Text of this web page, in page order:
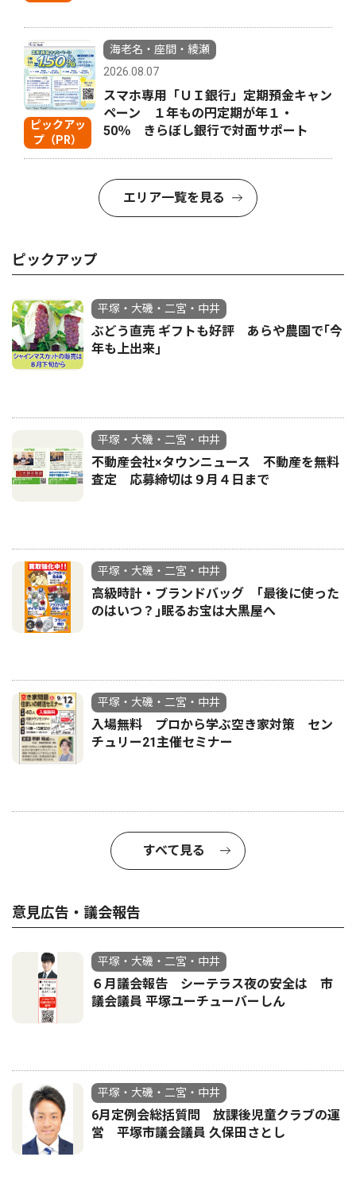
ピックアッ
プ（PR）
海老名・座間・綾瀬
2026.08.07
スマホ専用「ＵＩ銀行」定期預金キャン
ペーン １年もの円定期が年１・
50％ きらぼし銀行で対面サポート
エリア一覧を見る
ピックアップ
平塚・大磯・二宮・中井
ぶどう直売 ギフトも好評 あらや農園で｢今
年も上出来｣
平塚・大磯・二宮・中井
不動産会社×タウンニュース 不動産を無料
査定 応募締切は９月４日まで
平塚・大磯・二宮・中井
高級時計・ブランドバッグ ｢最後に使った
のはいつ？｣眠るお宝は大黒屋へ
平塚・大磯・二宮・中井
入場無料 プロから学ぶ空き家対策 セン
チュリー21主催セミナー
すべて見る
意見広告・議会報告
平塚・大磯・二宮・中井
６月議会報告 シーテラス夜の安全は 市
議会議員 平塚ユーチューバーしん
平塚・大磯・二宮・中井
6月定例会総括質問 放課後児童クラブの運
営 平塚市議会議員 久保田さとし